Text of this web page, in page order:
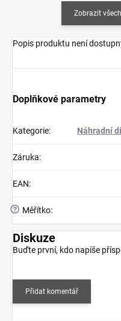
Zobrazit
Popis produktu není
Doplňkové parametry
Kategorie: Náhradní
Záruka:
EAN:
? Měřítko:
Diskuze
Buďte první, kdo napíše
Přidat komentář